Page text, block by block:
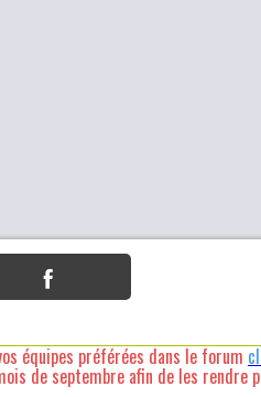
équipes préférées dans le forum
de septembre afin de les rendre